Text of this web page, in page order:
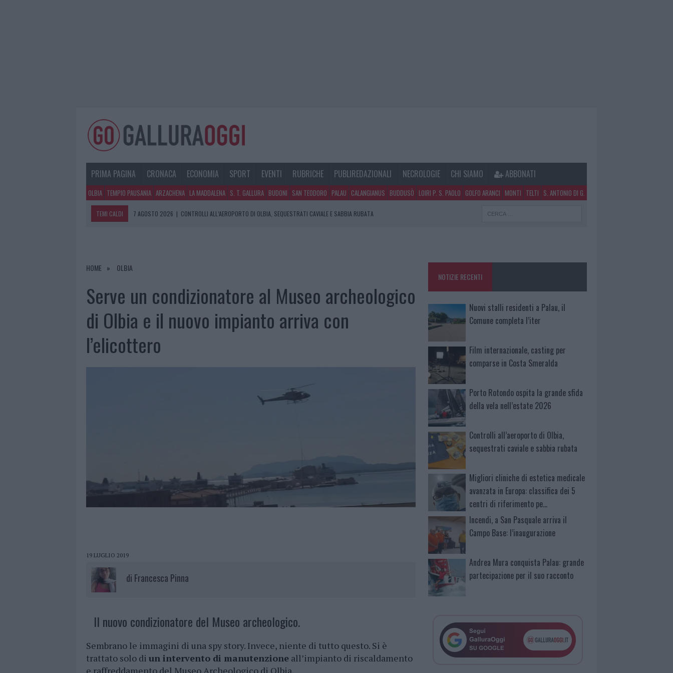
PRIMA PAGINA CRONACA ECONOMIA SPORT EVENTI RUBRICHE PUBLIREDAZIONALI NECROLOGIE CHI SIAMO ABBONATI
OLBIA TEMPIO PAUSANIA ARZACHENA LA MADDALENA S. T. GALLURA BUDONI SAN TEODORO PALAU CALANGIANUS BUDDUSÒ LOIRI P. S. PAOLO GOLFO ARANCI MONTI TELTI S. ANTONIO DI G.
TEMI CALDI 7 AGOSTO 2026 | CONTROLLI ALL’AEROPORTO DI OLBIA, SEQUESTRATI CAVIALE E SABBIA RUBATA
7 AGOSTO 2026
7 AGOSTO 2026
PORTO ROTONDO OSPITA LA GRANDE SFIDA DELLA VELA NELL’ESTATE 2026
HOME OLBIA
Serve un condizionatore al Museo archeologico
di Olbia e il nuovo impianto arriva con
l’elicottero
19 LUGLIO 2019
di Francesca Pinna
Il nuovo condizionatore del Museo archeologico.
Sembrano le immagini di una spy story. Invece, niente di tutto questo. Si è
trattato solo di un intervento di manutenzione all’impianto di riscaldamento
NOTIZIE RECENTI
Nuovi stalli residenti a Palau, il
Comune completa l’iter
Film internazionale, casting per
comparse in Costa Smeralda
Porto Rotondo ospita la grande sfida
della vela nell’estate 2026
Controlli all’aeroporto di Olbia,
sequestrati caviale e sabbia rubata
Migliori cliniche di estetica medicale
avanzata in Europa: classifica dei 5
centri di riferimento pe…
Incendi, a San Pasquale arriva il
Campo Base: l’inaugurazione
Andrea Mura conquista Palau: grande
partecipazione per il suo racconto